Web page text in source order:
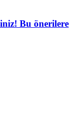
Bu önerilere